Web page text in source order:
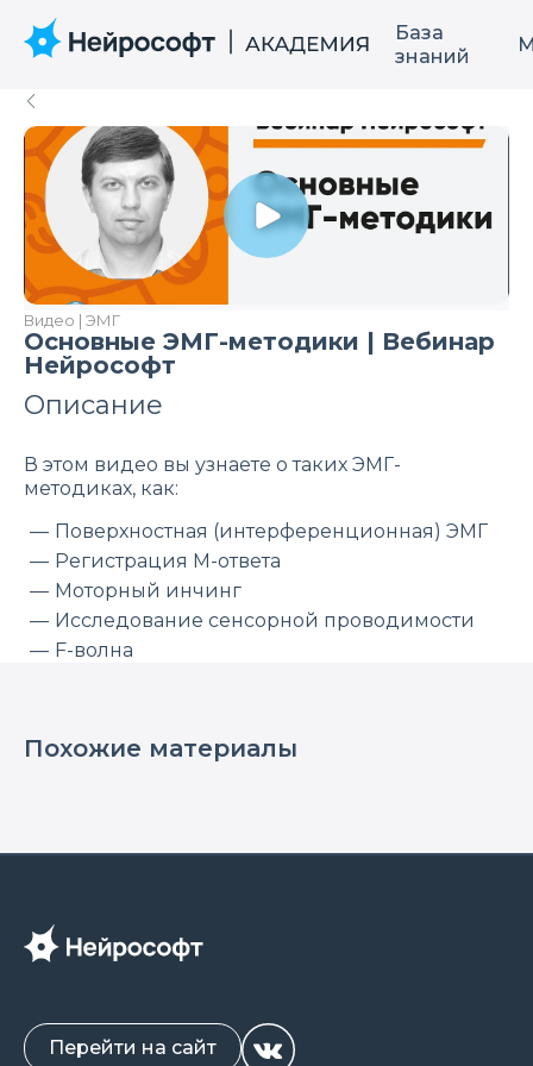
База
знаний
Видео | ЭМГ
Основные ЭМГ-методики | Вебинар
Нейрософт
Описание
В этом видео вы узнаете о таких ЭМГ-
методиках, как:
Поверхностная (интерференционная) ЭМГ
Регистрация М-ответа
Моторный инчинг
Исследование сенсорной проводимости
F-волна
компании Нейрософт. Спикер: Анатолий
Похожие материалы
Перейти на сайт